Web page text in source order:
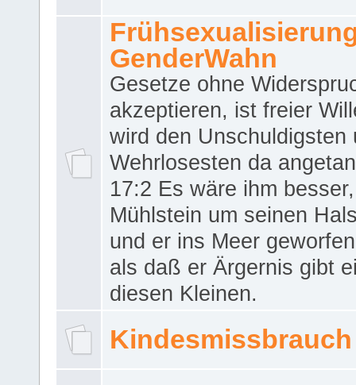
GenderWahn
Gesetze ohne
akzeptieren, ist freier
wird den Unschuldigsten
Wehrlosesten da
17:2 Es wäre ihm
Mühlstein um seinen
und er ins Meer
als daß er Ärgernis gibt
diesen Kleinen.
Kindesmissbrauch